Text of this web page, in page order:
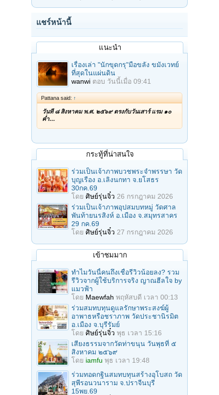
แชร์หน้านี้
แนะนำ
เรื่องเล่า "นักขุดกรุ"มือขลัง ขมังเวทย์
ที่สุดในแผ่นดิน
wanwi ตอบ วันนี้เมื่อ 09:41
Pattana said: ↑
วันที่ ๘ สิงหาคม พ.ศ. ๒๕๖๙ ตรงกับวันเสาร์ แรม ๑๐
ค่ำ…
กระทู้ที่น่าสนใจ
ร่วมเป็นเจ้าภาพบวชพระจำพรรษา วัด
บุญเรือง อ.เลิงนกทา จ.ยโสธร
30กค.69
โดย ศิษย์รุ่นจิ๋ว 26 กรกฎาคม 2026
ร่วมเป็นเจ้าภาพอุปสมบทหมู่ วัดศาล
พันท้ายนรสิงห์ อ.เมือง จ.สมุทรสาคร
29 กค.69
โดย ศิษย์รุ่นจิ๋ว 27 กรกฎาคม 2026
เข้าชมมาก
ทำไมวันนี้คนถึงเชื่อรีวิวน้อยลง? รวม
รีวิวจากผู้ใช้บริการจริง ญาณฮีลใจ by
แมวฟ้า
โดย Maewfah พฤหัสบดี เวลา 00:13
ร่วมสมทบทุนดูแลรักษาพระสงฆ์ผู้
อาพาธหรือชราภาพ วัดประชานิรมิต
อ.เมือง จ.บุรีรัมย์
โดย ศิษย์รุ่นจิ๋ว พุธ เวลา 15:16
เสียงธรรมจากวัดท่าขนุน วันพุธที่ ๕
สิงหาคม ๒๕๖๙
โดย iamfu พุธ เวลา 19:48
ร่วมทอดกฐินสมทบทุนสร้างอุโบสถ วัด
สุพีรอนวนาราม จ.ปราจีนบุรี
15พย.69